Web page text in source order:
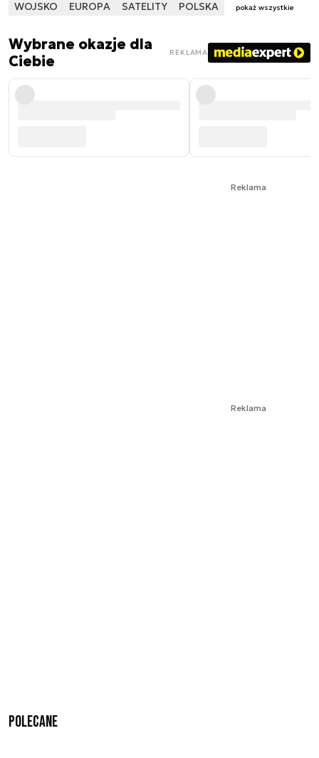
WOJSKO EUROPA SATELITY POLSKA pokaż wszystkie
Wybrane okazje dla
Ciebie
REKLAMA
Reklama
Reklama
Polecane